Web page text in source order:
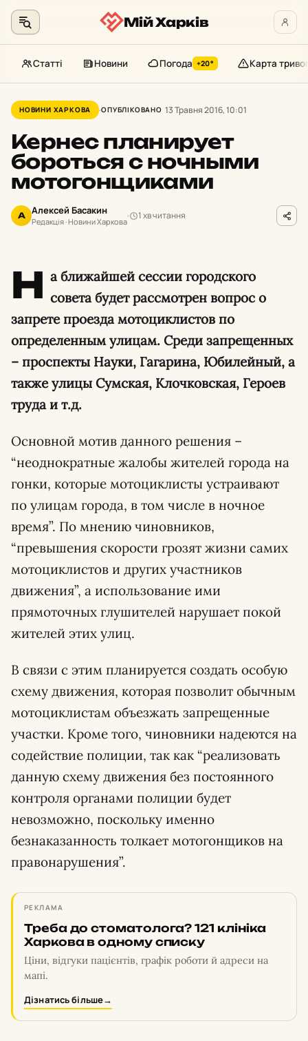
до
контенту
Мій Харків
Статті Новини Погода +20° Карта
НОВИНИ ХАРКОВА ОПУБЛІКОВАНО 13 Травня 2016, 10:01
Кернес планирует
бороться с ночными
мотогонщиками
А Алексей Басакин
Редакція · Новини Харкова
1 хв читання
Н а ближайшей сессии городского
совета будет рассмотрен вопрос о
запрете проезда мотоциклистов по
определенным улицам. Среди запрещенных
– проспекты Науки, Гагарина, Юбилейный, а
также улицы Сумская, Клочковская, Героев
труда и т.д.
Основной мотив данного решения –
“неоднократные жалобы жителей города на
гонки, которые мотоциклисты устраивают
по улицам города, в том числе в ночное
время”. По мнению чиновников,
“превышения скорости грозят жизни самих
мотоциклистов и других участников
движения”, а использование ими
прямоточных глушителей нарушает покой
жителей этих улиц.
В связи с этим планируется создать особую
схему движения, которая позволит обычным
мотоциклистам объезжать запрещенные
участки. Кроме того, чиновники надеются на
содействие полиции, так как “реализовать
данную схему движения без постоянного
контроля органами полиции будет
невозможно, поскольку именно
безнаказанность толкает мотогонщиков на
правонарушения”.
РЕКЛАМА
Треба до стоматолога? 121 клініка
Харкова в одному списку
Ціни, відгуки пацієнтів, графік роботи й адреси на
мапі.
Дізнатись більше→